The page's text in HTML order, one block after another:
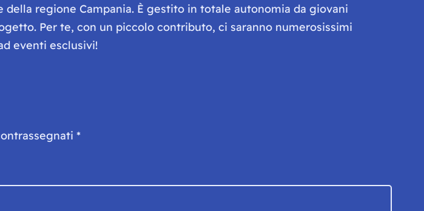
regione Campania. È gestito in totale autonomia da giovani
Per te, con un piccolo contributo, ci saranno numerosissimi
eventi esclusivi!
*